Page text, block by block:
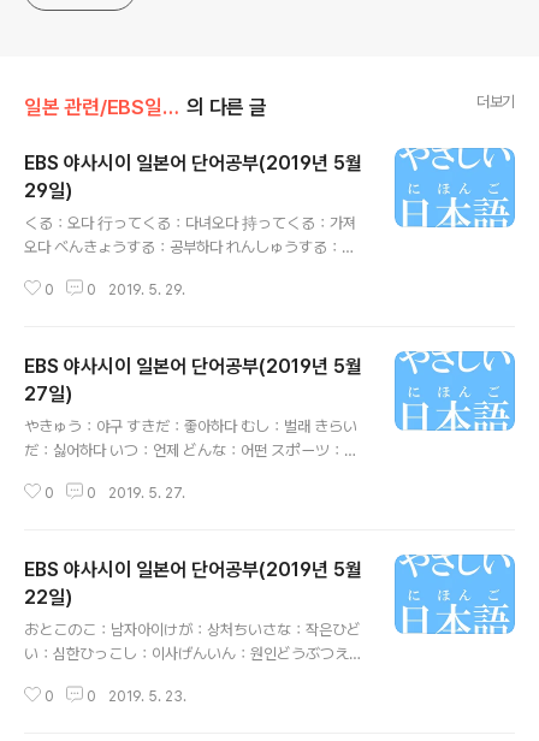
일본 관련/EBS일본어 의 다른 글 더보기
EBS 야사시이 일본어 단어공부(2019년 5월
29일)
くる：오다 行ってくる：다녀오다 持ってくる：가져
오다 べんきょうする：공부하다 れんしゅうする：연
청소 つぎ：다음しゅうまつ：주말 いつも：언제나, 늘
시끄럽다 ふんいき：분위기 きれいだ：예쁘다 おんが
く：음악
0 0 2019. 5. 29.
EBS 야사시이 일본어 단어공부(2019년 5월
27일)
やきゅう：야구 すきだ：좋아하다 むし：벌래 きらい
だ：싫어하다 いつ：언제 どんな：어떤 スポーツ：스
映画：공포 영화 いがい：이외 なんでも：뭐든지 5월
0 0 2019. 5. 27.
EBS 야사시이 일본어 단어공부(2019년 5월
22일)
おとこのこ：남자아이けが：상처ちいさな：작은ひど
い：심한ひっこし：이사げんいん：원인どうぶつえ
っぱいだ：~로 가득하다そうだ：그렇다へいじつ：평
0 0 2019. 5. 23.